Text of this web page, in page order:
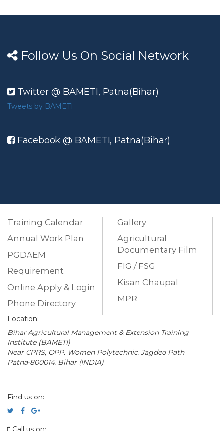
Follow Us On Social Network
Twitter @ BAMETI, Patna(Bihar)
Tweets by BAMETI
Facebook @ BAMETI, Patna(Bihar)
Training Calendar
Annual Work Plan
PGDAEM
Requirement
Online Apply & Login
Phone Directory
Gallery
Agricultural
Documentary Film
FIG / FSG
Kisan Chaupal
MPR
Location:
Bihar Agricultural Management & Extension Training
Institute (BAMETI)
Near CPRS, OPP. Women Polytechnic, Jagdeo Path
Patna-800014, Bihar (INDIA)
Find us on:
Call us on: